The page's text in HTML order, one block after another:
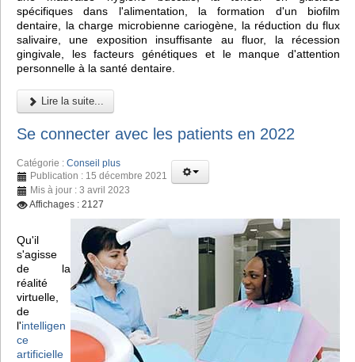
spécifiques dans l'alimentation, la formation d'un biofilm
dentaire, la charge microbienne cariogène, la réduction du flux
salivaire, une exposition insuffisante au fluor, la récession
gingivale, les facteurs génétiques et le manque d'attention
personnelle à la santé dentaire.
Lire la suite...
Se connecter avec les patients en 2022
Catégorie : Conseil plus
Publication : 15 décembre 2021
Mis à jour : 3 avril 2023
Affichages : 2127
Qu'il
s'agisse
de la
réalité
virtuelle,
de
l'intelligen
ce
artificielle